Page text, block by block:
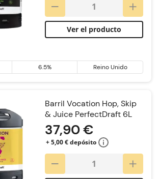
Ver el producto
6.5% Reino Unido
Barril Vocation Hop, Skip
& Juice PerfectDraft 6L
37,90 €
+ 5,00 € depósito